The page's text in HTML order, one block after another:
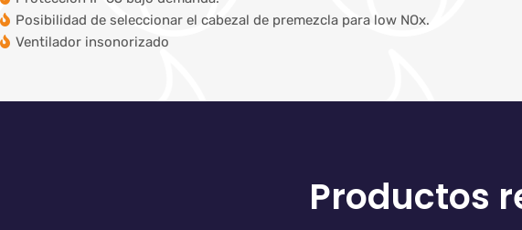
Posibilidad de seleccionar el cabezal de premezcla para low NOx.
Ventilador insonorizado
Productos